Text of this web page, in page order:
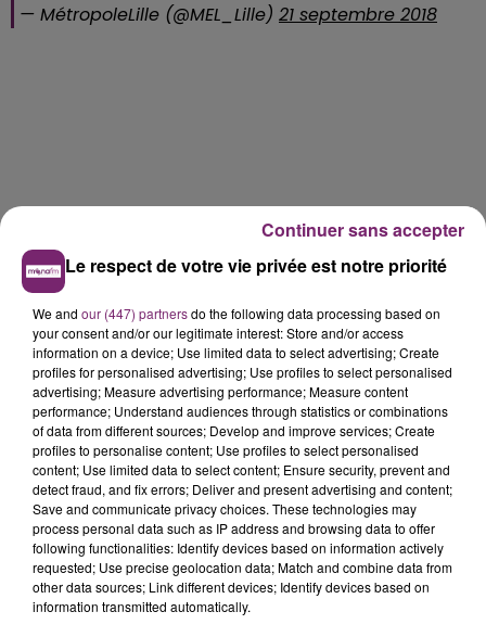
— MétropoleLille (@MEL_Lille) 21 septembre 2018
Le respect de votre vie privée est notre priorité
We and our (447) partnersdo the following data processing based on
your consent and/or our legitimate interest: Store and/or access
information on a device; Use limited data to select advertising; Create
profiles for personalised advertising; Use profiles to select personalised
advertising; Measure advertising performance; Measure content
performance; Understand audiences through statistics or combinations
of data from different sources; Develop and improve services; Create
profiles to personalise content; Use profiles to select personalised
content; Use limited data to select content; Ensure security, prevent and
detect fraud, and fix errors; Deliver and present advertising and content;
Save and communicate privacy choices. These technologies may
process personal data such as IP address and browsing data to offer
following functionalities: Identify devices based on information actively
requested; Use precise geolocation data; Match and combine data from
other data sources; Link different devices; Identify devices based on
information transmitted automatically.
Continuer sans accepter